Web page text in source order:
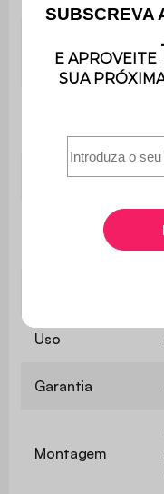
os pés
Peso
Uso
Garantia
Montagem